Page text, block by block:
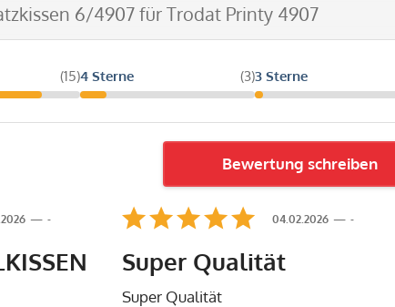
6/4907 für Trodat Printy 4907
(15)4 Sterne (3)3 Sterne
Bewertung schreiben
- -
04.02.2026
Super Qualität
Super Qualität